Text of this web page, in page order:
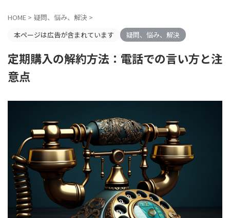
HOME > 疑問、悩み、解決 >
本ページは広告が含まれています
疑問、悩み、解決
定期購入の解約方法：電話での言い方と注
意点